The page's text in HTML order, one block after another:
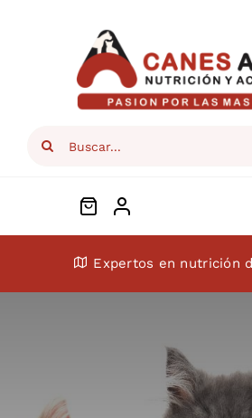
Search
ConócenosExpertos en nutrición